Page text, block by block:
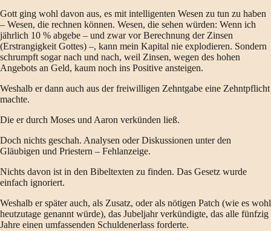
Gott ging wohl davon aus, es mit intelligenten Wesen zu tun zu haben
– Wesen, die rechnen können. Wesen, die sehen würden: Wenn ich
jährlich 10 % abgebe – und zwar vor Berechnung der Zinsen
(Erstrangigkeit Gottes) –, kann mein Kapital nie explodieren. Sondern
schrumpft sogar nach und nach, weil Zinsen, wegen des hohen
Angebots an Geld, kaum noch ins Positive ansteigen.
Weshalb er dann auch aus der freiwilligen Zehntgabe eine Zehntpflicht
machte.
Die er durch Moses und Aaron verkünden ließ.
Doch nichts geschah. Analysen oder Diskussionen unter den
Gläubigen und Priestern – Fehlanzeige.
Nichts davon ist in den Bibeltexten zu finden. Das Gesetz wurde
einfach ignoriert.
Weshalb er später auch, als Zusatz, oder als nötigen Patch (wie es wohl
heutzutage genannt würde), das Jubeljahr verkündigte, das alle fünfzig
Jahre einen umfassenden Schuldenerlass forderte.